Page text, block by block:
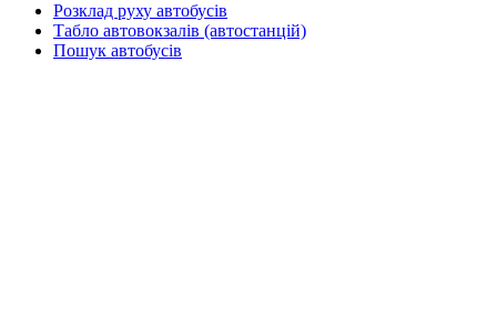
Розклад руху автобусів
Табло автовокзалів (автостанцій)
Пошук автобусів